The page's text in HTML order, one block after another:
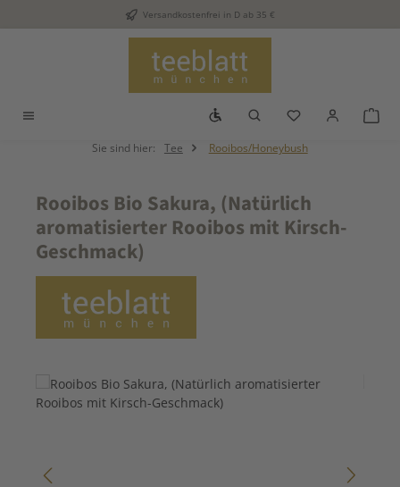
Zum Hauptinhalt springenVersandkostenfrei in D ab 35 €
Werkzeugleiste anzeigen
Du hast 0
Sie sind hier: Tee Rooibos/Honeybush
Rooibos Bio Sakura, (Natürlich
aromatisierter Rooibos mit Kirsch-
Geschmack)
Bildergalerie überspringen